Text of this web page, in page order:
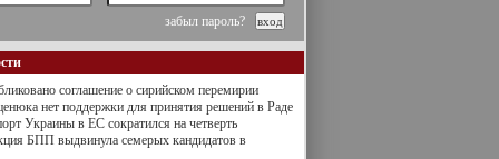
забыл пароль?
соглашение о сирийском перемирии
нет поддержки для принятия решений в Раде
Украины в ЕС сократился на четверть
БПП выдвинула семерых кандидатов в